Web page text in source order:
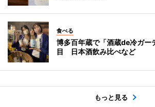
食べる
博多百年蔵で「酒蔵de冷ガー
目 日本酒飲み比べなど
もっと見る